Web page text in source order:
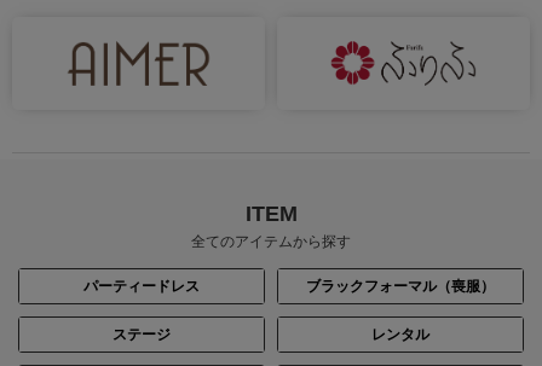
ITEM
全てのアイテムから探す
パーティードレス ブラックフォーマル（喪服）
ステージ レンタル